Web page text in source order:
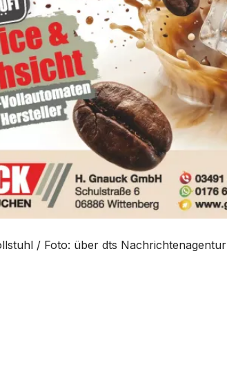
/ Foto: über dts Nachrichtenagentur